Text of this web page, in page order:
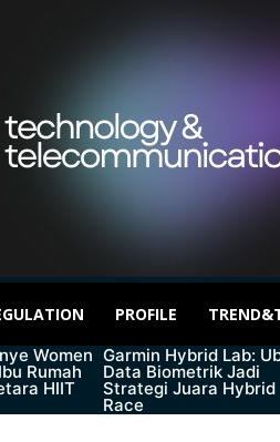
PROFILE
Women
Rumah
HIIT
Garmin Hybrid Lab:
Data Biometrik Jadi
Strategi Juara Hybrid
Race